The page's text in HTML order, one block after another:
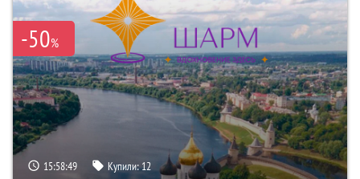
-50%
15:58:48 Купили:12